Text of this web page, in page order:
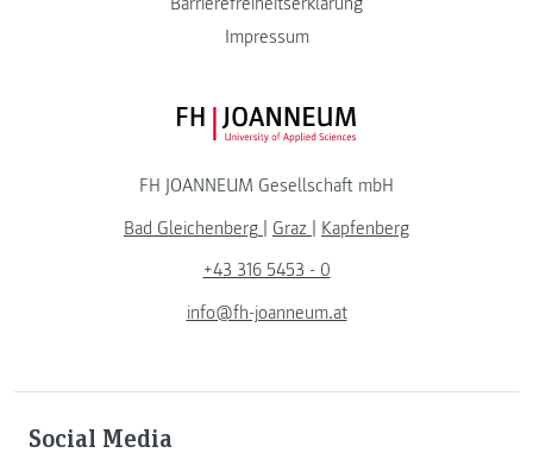
Impressum
FH JOANNEUM Logo
FH JOANNEUM Gesellschaft mbH
Bad Gleichenberg | Graz | Kapfenberg
+43 316 5453 - 0
info@fh-joanneum.at
Social Media